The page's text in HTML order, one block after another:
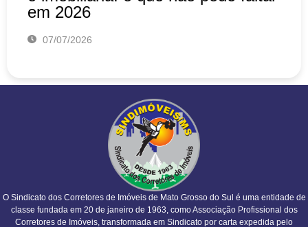
em 2026
07/07/2026
O Sindicato dos Corretores de Imóveis de Mato Grosso do Sul é uma entidade de
classe fundada em 20 de janeiro de 1963, como Associação Profissional dos
Corretores de Imóveis, transformada em Sindicato por carta expedida pelo